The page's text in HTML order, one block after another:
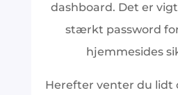
dashboard. Det er
stærkt password
hjemmesides
Herefter venter du lidt